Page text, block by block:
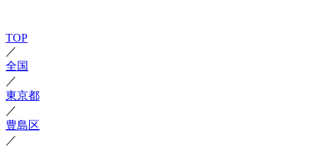
TOP
／
全国
／
東京都
／
豊島区
／